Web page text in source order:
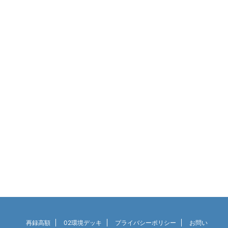
再録高額 02環境デッキ プライバシーポリシー お問い